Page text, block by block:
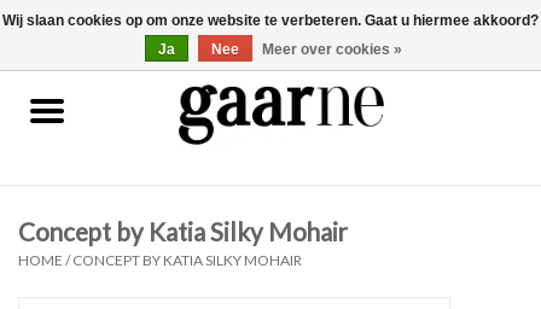
gaarne.be 0 Artikelen - €0,00
Patronen
Garen
Concept by Katia Silky Mohair
HOME /CONCEPT BY KATIA SILKY MOHAIR
Wij slaan cookies op om onze website te verbeteren. Gaat u hiermee akkoord?
Ja
Nee Meer over cookies »